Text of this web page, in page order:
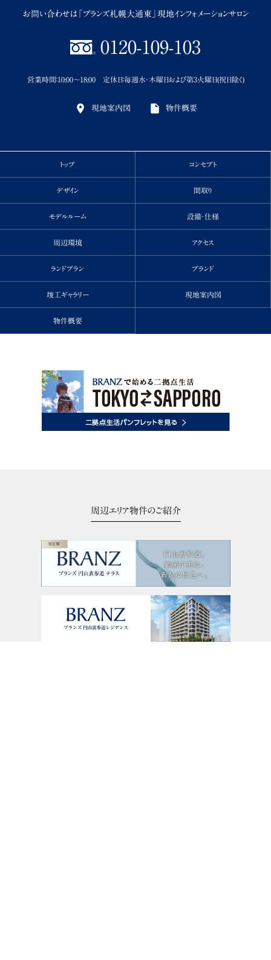
お問い合わせは「ブランズ札幌大通東」現地インフォメーションサロン
0120-109-103
営業時間：10:00～18:00 定休日：毎週水・木曜日および第3火曜日(祝日除く)
現地案内図 物件概要
トップ コンセプト
デザイン 間取り
モデルルーム 設備・仕様
周辺環境 アクセス
ランドプラン ブランド
竣工ギャラリー 現地案内図
物件概要
周辺エリア物件のご紹介